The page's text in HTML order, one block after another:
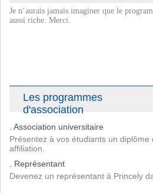
Je n’aurais jamais imaginer que le
aussi riche. Merci.
Les programmes
d'association
. Association universitaire
Présentez à vos étudiants un diplôme
affiliation.
. Représentant
Devenez un représentant à Princely